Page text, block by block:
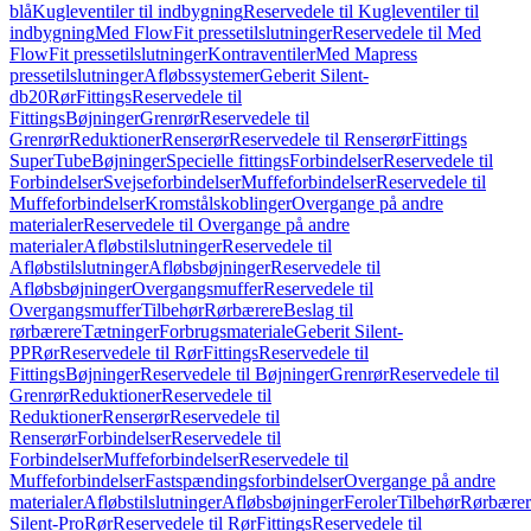
blåKugleventiler til indbygningReservedele til Kugleventiler til
indbygningMed FlowFit pressetilslutningerReservedele til Med
FlowFit pressetilslutningerKontraventilerMed Mapress
pressetilslutningerAfløbssystemerGeberit Silent-
db20RørFittingsReservedele til
FittingsBøjningerGrenrørReservedele til
GrenrørReduktionerRenserørReservedele til RenserørFittings
SuperTubeBøjningerSpecielle fittingsForbindelserReservedele til
ForbindelserSvejseforbindelserMuffeforbindelserReservedele til
MuffeforbindelserKromstålskoblingerOvergange på andre
materialerReservedele til Overgange på andre
materialerAfløbstilslutningerReservedele til
AfløbstilslutningerAfløbsbøjningerReservedele til
AfløbsbøjningerOvergangsmufferReservedele til
OvergangsmufferTilbehørRørbærereBeslag til
rørbærereTætningerForbrugsmaterialeGeberit Silent-
PPRørReservedele til RørFittingsReservedele til
FittingsBøjningerReservedele til BøjningerGrenrørReservedele til
GrenrørReduktionerReservedele til
ReduktionerRenserørReservedele til
RenserørForbindelserReservedele til
ForbindelserMuffeforbindelserReservedele til
MuffeforbindelserFastspændingsforbindelserOvergange på andre
materialerAfløbstilslutningerAfløbsbøjningerFerolerTilbehør
Silent-ProRørReservedele til RørFittingsReservedele til